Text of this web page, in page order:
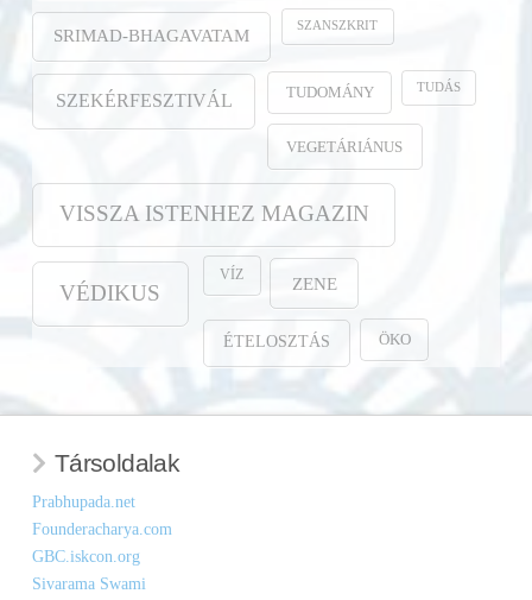
SRIMAD-BHAGAVATAM SZANSZKRIT
SZEKÉRFESZTIVÁL TUDOMÁNY TUDÁS
VEGETÁRIÁNUS
VISSZA ISTENHEZ MAGAZIN
VÉDIKUS
VÍZ ZENE
ÉTELOSZTÁS ÖKO
Társoldalak
Prabhupada.net
Founderacharya.com
GBC.iskcon.org
Sivarama Swami